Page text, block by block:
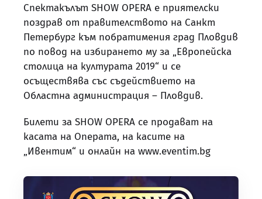
Спектакълът SHOW OPERA е приятелски
поздрав от правителството на Санкт
Петербург към побратимения град Пловдив
по повод на избирането му за „Европейска
столица на културата 2019“ и се
осъществява със съдействието на
Областна администрация – Пловдив.
Билети за SHOW OPERA се продават на
касата на Операта, на касите на
„Ивентим“ и онлайн на www.eventim.bg